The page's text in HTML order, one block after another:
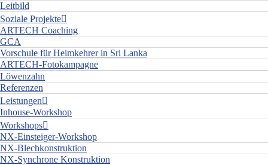
Leitbild
Soziale Projekte
ARTECH Coaching
GCA
Vorschule für Heimkehrer in Sri Lanka
ARTECH-Fotokampagne
Löwenzahn
Referenzen
Leistungen
Inhouse-Workshop
Workshops
NX-Einsteiger-Workshop
NX-Blechkonstruktion
NX-Synchrone Konstruktion